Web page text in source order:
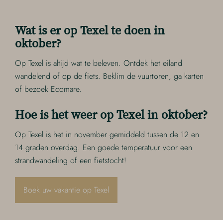
Wat is er op Texel te doen in
oktober?
Op Texel is altijd wat te beleven. Ontdek het eiland
wandelend of op de fiets. Beklim de vuurtoren, ga karten
of bezoek Ecomare.
Hoe is het weer op Texel in oktober?
Op Texel is het in november gemiddeld tussen de 12 en
14 graden overdag. Een goede temperatuur voor een
strandwandeling of een fietstocht!
Boek uw vakantie op Texel